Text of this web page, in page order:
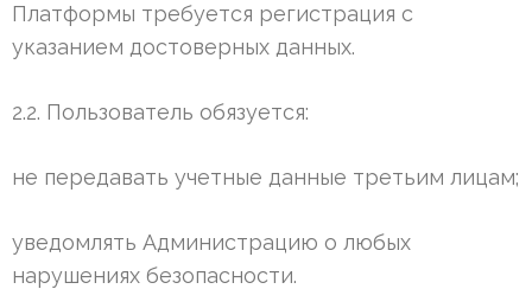
Платформы требуется регистрация с
указанием достоверных данных.
2.2. Пользователь обязуется:
не передавать учетные данные третьим лицам;
уведомлять Администрацию о любых
нарушениях безопасности.